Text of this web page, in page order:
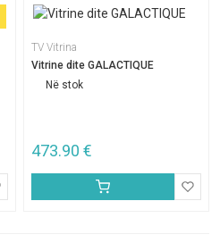
TV Vitrina
Vitrine dite GALACTIQUE
Në stok
473.90 €